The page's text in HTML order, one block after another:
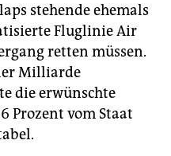
stehende ehemals
Fluglinie Air
retten müssen.
Milliarde
die erwünschte
Prozent vom Staat